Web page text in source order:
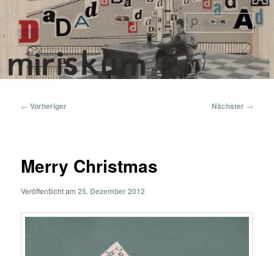
primären
Inhalt
springen
Beitragsnavigation
← Vorheriger Nächster →
Merry Christmas
Veröffentlicht am25. Dezember 2012